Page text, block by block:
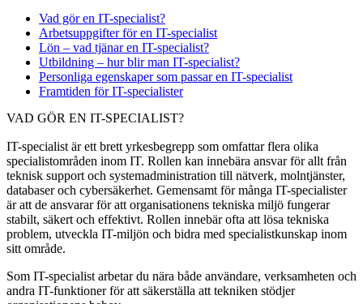
Vad gör en IT-specialist?
Arbetsuppgifter för en IT-specialist
Lön – vad tjänar en IT-specialist?
Utbildning – hur blir man IT-specialist?
Personliga egenskaper som passar en IT-specialist
Framtiden för IT-specialister
VAD GÖR EN IT-SPECIALIST?
IT-specialist är ett brett yrkesbegrepp som omfattar flera olika
specialistområden inom IT. Rollen kan innebära ansvar för allt från
teknisk support och systemadministration till nätverk, molntjänster,
databaser och cybersäkerhet. Gemensamt för många IT-specialister
är att de ansvarar för att organisationens tekniska miljö fungerar
stabilt, säkert och effektivt. Rollen innebär ofta att lösa tekniska
problem, utveckla IT-miljön och bidra med specialistkunskap inom
sitt område.
Som IT-specialist arbetar du nära både användare, verksamheten och
andra IT-funktioner för att säkerställa att tekniken stödjer